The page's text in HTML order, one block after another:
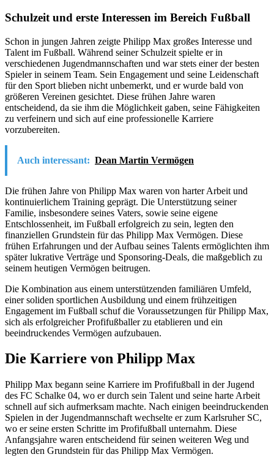
Schulzeit und erste Interessen im Bereich Fußball
Schon in jungen Jahren zeigte Philipp Max großes Interesse und
Talent im Fußball. Während seiner Schulzeit spielte er in
verschiedenen Jugendmannschaften und war stets einer der besten
Spieler in seinem Team. Sein Engagement und seine Leidenschaft
für den Sport blieben nicht unbemerkt, und er wurde bald von
größeren Vereinen gesichtet. Diese frühen Jahre waren
entscheidend, da sie ihm die Möglichkeit gaben, seine Fähigkeiten
zu verfeinern und sich auf eine professionelle Karriere
vorzubereiten.
Auch interessant: Dean Martin Vermögen
Die frühen Jahre von Philipp Max waren von harter Arbeit und
kontinuierlichem Training geprägt. Die Unterstützung seiner
Familie, insbesondere seines Vaters, sowie seine eigene
Entschlossenheit, im Fußball erfolgreich zu sein, legten den
finanziellen Grundstein für das Philipp Max Vermögen. Diese
frühen Erfahrungen und der Aufbau seines Talents ermöglichten ihm
später lukrative Verträge und Sponsoring-Deals, die maßgeblich zu
seinem heutigen Vermögen beitrugen.
Die Kombination aus einem unterstützenden familiären Umfeld,
einer soliden sportlichen Ausbildung und einem frühzeitigen
Engagement im Fußball schuf die Voraussetzungen für Philipp Max,
sich als erfolgreicher Profifußballer zu etablieren und ein
beeindruckendes Vermögen aufzubauen.
Die Karriere von Philipp Max
Philipp Max begann seine Karriere im Profifußball in der Jugend
des FC Schalke 04, wo er durch sein Talent und seine harte Arbeit
schnell auf sich aufmerksam machte. Nach einigen beeindruckenden
Spielen in der Jugendmannschaft wechselte er zum Karlsruher SC,
wo er seine ersten Schritte im Profifußball unternahm. Diese
Anfangsjahre waren entscheidend für seinen weiteren Weg und
legten den Grundstein für das Philipp Max Vermögen.